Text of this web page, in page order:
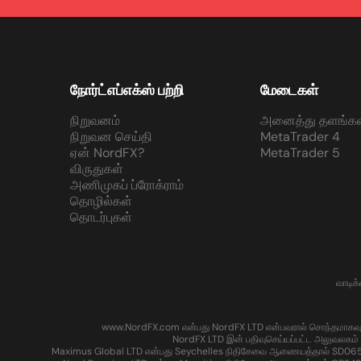
நோர்ட்எப்எக்ஸ் பற்றி
நிறுவனம்
நிறுவன செய்தி
ஏன் NordFX?
விருதுகள்
அணிமுகப் ப்ரோக்ராம்
தொழில்கள்
தொடர்புகள்
மேடைகள்
அனைத்து
MetaTrader 4
MetaTrader 5
www.NordFX.com என்பது NordFX LTD என்பவரால்
NordFX LTD இன் பதிவுசெய்யப்பட்ட
Maximus Global LTD என்பது Seychelles நிதிசேவை ஆணையத்தால்